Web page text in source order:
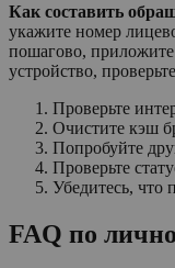
Как составить
укажите номер
пошагово,
устройство,
Проверьте
Очистите кэш
Попробуйте
Проверьте
Убедитесь, что
FAQ по